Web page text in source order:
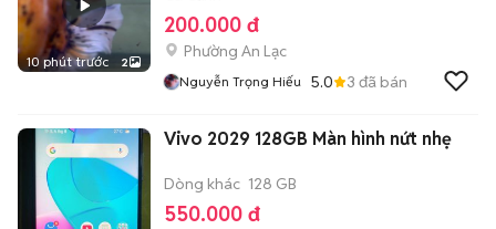
10 phút trước 2
200.000 đ
Phường An Lạc
Nguyễn Trọng Hiếu 5.0 3 đã bán
Vivo 2029 128GB Màn hình nứt nhẹ
Dòng khác 128 GB
550.000 đ